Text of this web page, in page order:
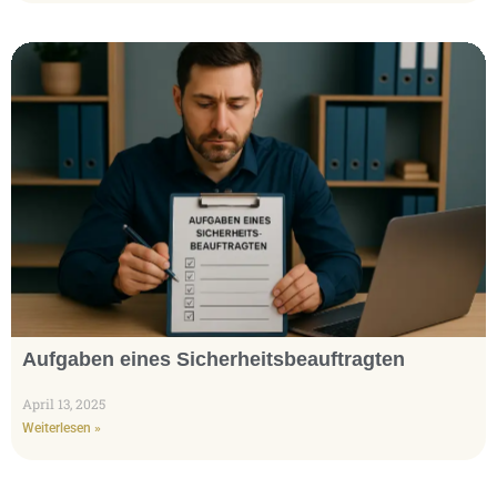
Aufgaben eines Sicherheitsbeauftragten
April 13, 2025
Weiterlesen »